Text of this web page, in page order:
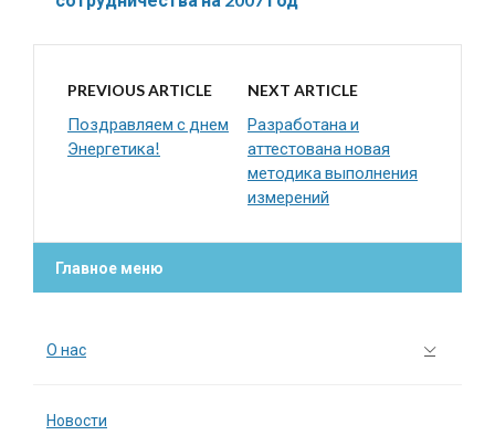
PREVIOUS ARTICLE
Поздравляем с днем
Энергетика!
NEXT ARTICLE
Разработана и
аттестована новая
методика выполнения
измерений
Главное меню
О нас
Новости